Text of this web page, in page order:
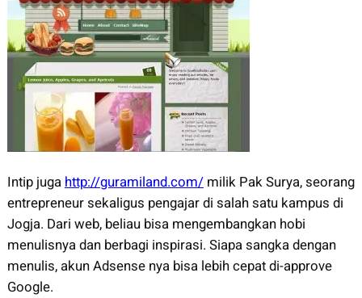
Intip juga http://guramiland.com/milik Pak Surya, seorang
entrepreneur sekaligus pengajar di salah satu kampus di
Jogja. Dari web, beliau bisa mengembangkan hobi
menulisnya dan berbagi inspirasi. Siapa sangka dengan
menulis, akun Adsense nya bisa lebih cepat di-approve
Google.